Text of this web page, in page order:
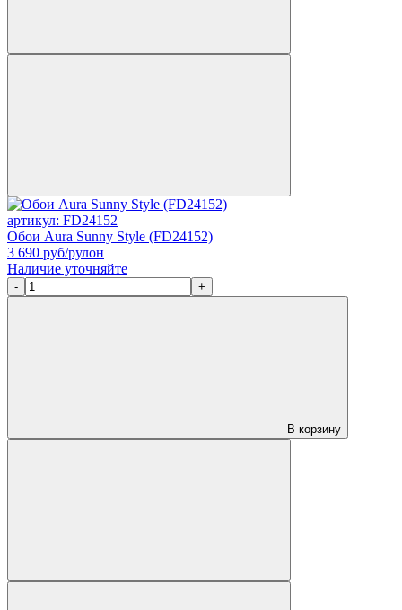
артикул: FD24152
Обои Aura Sunny Style (FD24152)
3 690 руб/рулон
Наличие уточняйте
- +
В корзину